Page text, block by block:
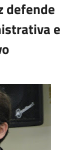
defende
e